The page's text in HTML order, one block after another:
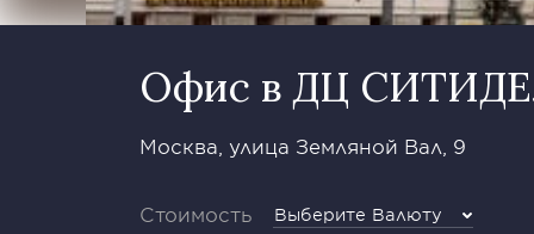
Офис в ДЦ
Москва, улица Земляной Вал, 9
Стоимость Выберите Валюту